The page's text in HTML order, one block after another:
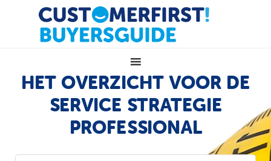
HET OVERZICHT VOOR DE
SERVICE STRATEGIE
PROFESSIONAL